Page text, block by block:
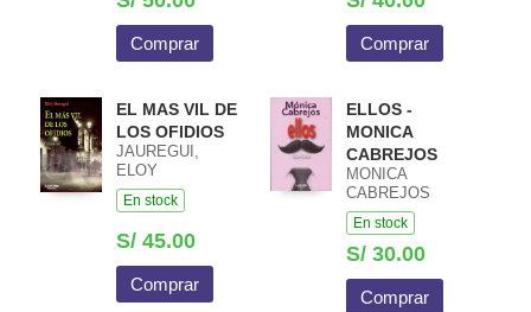
Comprar Comprar
EL MAS VIL DE
LOS OFIDIOS
JAUREGUI,
ELOY
En stock
S/ 45.00
Comprar
ELLOS -
MONICA
CABREJOS
MONICA
CABREJOS
En stock
S/ 30.00
Comprar